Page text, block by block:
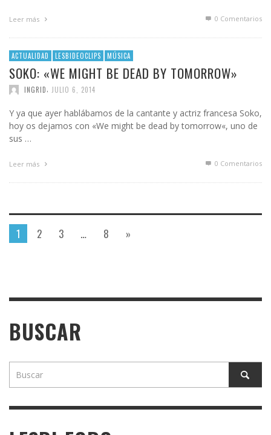
Leer más 0 Comentarios
ACTUALIDAD LESBIDEOCLIPS MÚSICA
SOKO: «WE MIGHT BE DEAD BY TOMORROW»
INGRID JULIO 6, 2014
Y ya que ayer hablábamos de la cantante y actriz francesa Soko,
hoy os dejamos con «We might be dead by tomorrow«, uno de
sus …
Leer más 0 Comentarios
1 2 3 … 8 »
BUSCAR